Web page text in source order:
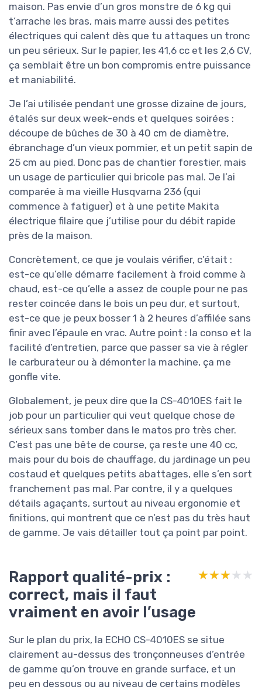
maison. Pas envie d’un gros monstre de 6 kg qui
t’arrache les bras, mais marre aussi des petites
électriques qui calent dès que tu attaques un tronc
un peu sérieux. Sur le papier, les 41,6 cc et les 2,6 CV,
ça semblait être un bon compromis entre puissance
et maniabilité.
Je l’ai utilisée pendant une grosse dizaine de jours,
étalés sur deux week-ends et quelques soirées :
découpe de bûches de 30 à 40 cm de diamètre,
ébranchage d’un vieux pommier, et un petit sapin de
25 cm au pied. Donc pas de chantier forestier, mais
un usage de particulier qui bricole pas mal. Je l’ai
comparée à ma vieille Husqvarna 236 (qui
commence à fatiguer) et à une petite Makita
électrique filaire que j’utilise pour du débit rapide
près de la maison.
Concrètement, ce que je voulais vérifier, c’était :
est-ce qu’elle démarre facilement à froid comme à
chaud, est-ce qu’elle a assez de couple pour ne pas
rester coincée dans le bois un peu dur, et surtout,
est-ce que je peux bosser 1 à 2 heures d’affilée sans
finir avec l’épaule en vrac. Autre point : la conso et la
facilité d’entretien, parce que passer sa vie à régler
le carburateur ou à démonter la machine, ça me
gonfle vite.
Globalement, je peux dire que la CS-4010ES fait le
job pour un particulier qui veut quelque chose de
sérieux sans tomber dans le matos pro très cher.
C’est pas une bête de course, ça reste une 40 cc,
mais pour du bois de chauffage, du jardinage un peu
costaud et quelques petits abattages, elle s’en sort
franchement pas mal. Par contre, il y a quelques
détails agaçants, surtout au niveau ergonomie et
finitions, qui montrent que ce n’est pas du très haut
de gamme. Je vais détailler tout ça point par point.
Rapport qualité-prix :
correct, mais il faut
vraiment en avoir l’usage
★★★★★
★★★★★
Sur le plan du prix, la ECHO CS-4010ES se situe
clairement au-dessus des tronçonneuses d’entrée
de gamme qu’on trouve en grande surface, et un
peu en dessous ou au niveau de certains modèles